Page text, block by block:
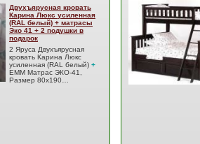
Двухъярусная кровать
Карина Люкс усиленная
(RAL белый) + матрасы
Эко 41 + 2 подушки в
подарок
2 Яруса Двухъярусная
кровать Карина Люкс
усиленная (RAL белый) +
EMM Матрас ЭКО-41,
Размер 80x190…